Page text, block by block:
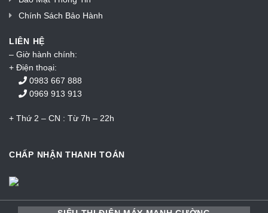
Chính Sách Bảo Hành
LIÊN HỆ
– Giờ hành chính:
+ Điện thoại:
0983 667 888
0969 913 913
+ Thứ 2 – CN : Từ 7h – 22h
CHẤP NHẬN THANH TOÁN